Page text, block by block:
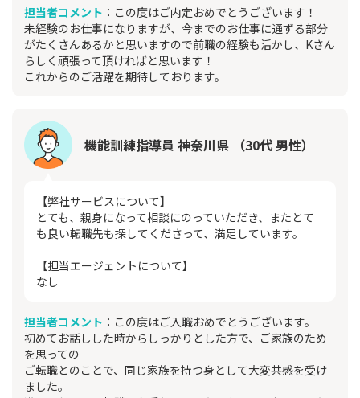
担当者コメント ：この度はご内定おめでとうございます！
未経験のお仕事になりますが、今までのお仕事に通ずる部分
がたくさんあるかと思いますので前職の経験も活かし、Kさん
らしく頑張って頂ければと思います！
これからのご活躍を期待しております。
機能訓練指導員 神奈川県 （30代 男性）
【弊社サービスについて】
とても、親身になって相談にのっていただき、またとて
も良い転職先も探してくださって、満足しています。
【担当エージェントについて】
なし
担当者コメント ：この度はご入職おめでとうございます。
初めてお話しした時からしっかりとした方で、ご家族のため
を思っての
ご転職とのことで、同じ家族を持つ身として大変共感を受け
ました。